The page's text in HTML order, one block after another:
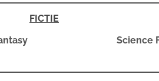
FICTIE
Science